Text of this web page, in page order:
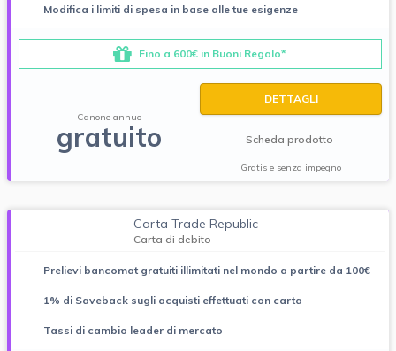
Modifica i limiti di spesa in base alle tue esigenze
Fino a 600€ in Buoni Regalo*
Canone annuo
gratuito
DETTAGLI
Scheda prodotto
Gratis e senza impegno
Carta Trade Republic
Carta di debito
Prelievi bancomat gratuiti illimitati nel mondo a partire da 100€
1% di Saveback sugli acquisti effettuati con carta
Tassi di cambio leader di mercato